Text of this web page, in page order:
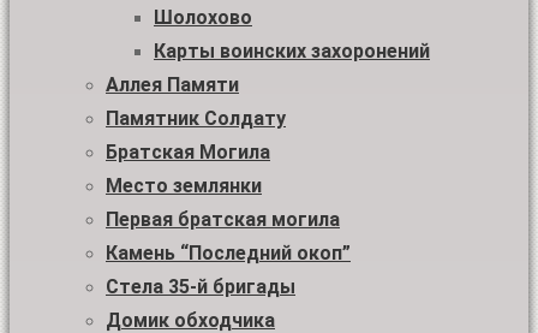
Шолохово
Карты воинских захоронений
Аллея Памяти
Памятник Солдату
Братская Могила
Место землянки
Первая братская могила
Камень “Последний окоп”
Стела 35-й бригады
Домик обходчика